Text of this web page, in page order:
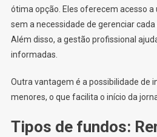
ótima opção. Eles oferecem acesso
sem a necessidade de gerenciar
Além disso, a gestão profissional
informadas.
Outra vantagem é a possibilidade de
menores, o que facilita o início da
Tipos de fundos: